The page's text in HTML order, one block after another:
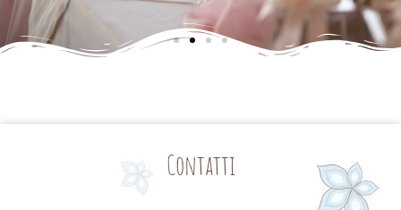
Contatti